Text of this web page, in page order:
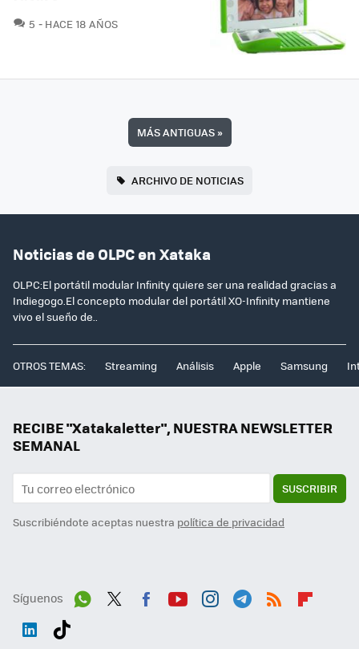
5 COMENTARIOS
HACE 18 AÑOS
MÁS ANTIGUAS»
ARCHIVO DE NOTICIAS
Noticias de OLPC en Xataka
OLPC:El portátil modular Infinity quiere ser una realidad gracias a
Indiegogo.El concepto modular del portátil XO-Infinity mantiene
vivo el sueño de..
OTROS TEMAS: Streaming Análisis Apple Samsung
RECIBE "Xatakaletter", NUESTRA NEWSLETTER
SEMANAL
SUSCRIBIR
Suscribiéndote aceptas nuestra política de privacidad
Síguenos